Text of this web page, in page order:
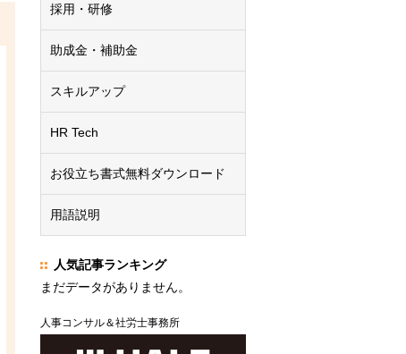
採用・研修
助成金・補助金
スキルアップ
HR Tech
お役立ち書式無料ダウンロード
用語説明
人気記事ランキング
まだデータがありません。
人事コンサル＆社労士事務所